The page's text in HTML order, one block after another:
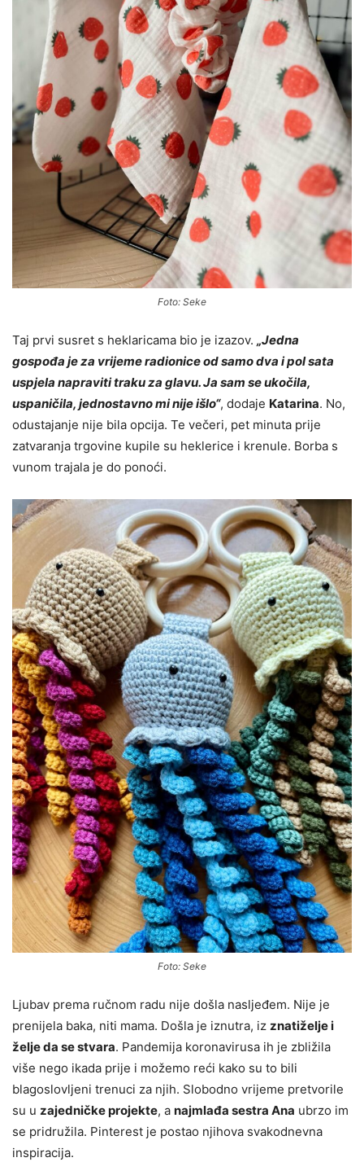
Foto: Seke
Taj prvi susret s heklaricama bio je izazov. „Jedna
gospođa je za vrijeme radionice od samo dva i pol sata
uspjela napraviti traku za glavu. Ja sam se ukočila,
uspaničila, jednostavno mi nije išlo“, dodaje Katarina. No,
odustajanje nije bila opcija. Te večeri, pet minuta prije
zatvaranja trgovine kupile su heklerice i krenule. Borba s
vunom trajala je do ponoći.
Foto: Seke
Ljubav prema ručnom radu nije došla nasljeđem. Nije je
prenijela baka, niti mama. Došla je iznutra, iz znatiželje i
želje da se stvara. Pandemija koronavirusa ih je zbližila
više nego ikada prije i možemo reći kako su to bili
blagoslovljeni trenuci za njih. Slobodno vrijeme pretvorile
su u zajedničke projekte, a najmlađa sestra Ana ubrzo im
se pridružila. Pinterest je postao njihova svakodnevna
inspiracija.